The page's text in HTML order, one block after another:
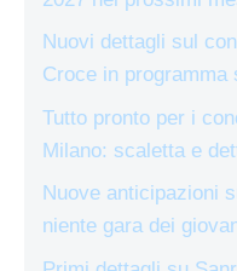
Nuovi dettagli sul
Croce in programma
Tutto pronto per i
Milano: scaletta e
Nuove anticipazioni
niente gara dei